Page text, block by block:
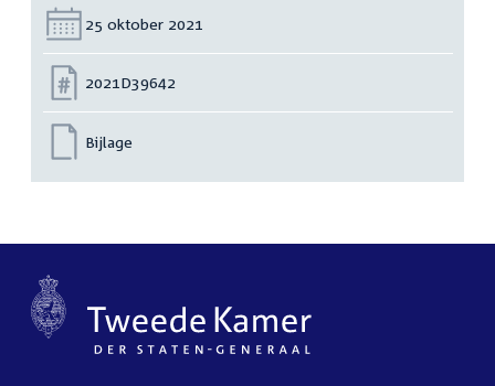
Datum:
25 oktober 2021
Nummer:
2021D39642
Bijlage